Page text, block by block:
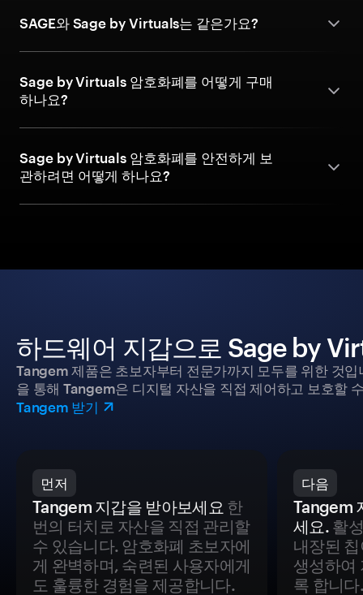
SAGE와 Sage by Virtuals는 같은가요?
Sage by Virtuals 암호화폐를 어떻게 구매
하나요?
Sage by Virtuals 암호화폐를 안전하게 보
관하려면 어떻게 하나요?
하드웨어 지갑으로 Sage by
Tangem 제품은 초보자부터 전문가까지 모두를 위한 것
을 통해 Tangem은 디지털 자산을 직접 제어하고 보호할
Tangem 받기
먼저
Tangem 지갑을 받아보세요 한
번의 터치로 자산을 직접 관리할
수 있습니다. 암호화폐 초보자에
게 완벽하며, 숙련된 사용자에게
도 훌륭한 경험을 제공합니다.
다음
Tangem
세요.활
내장된
생성하여
록 합니다.